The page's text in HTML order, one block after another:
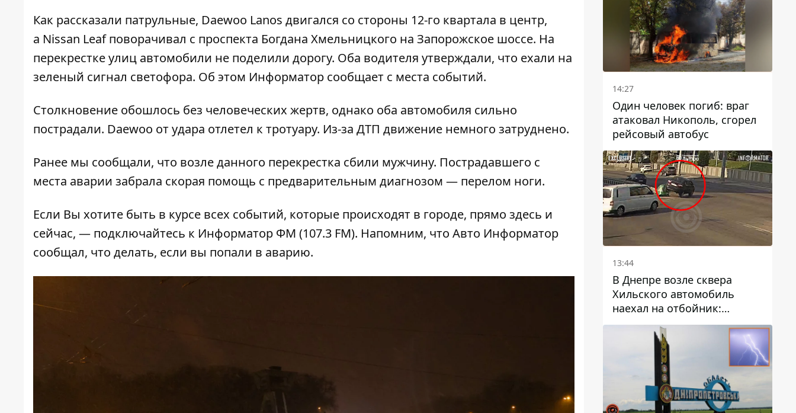
Как рассказали патрульные, Daewoo Lanos двигался со стороны 12-го квартала в центр,
а Nissan Leaf поворачивал с проспекта Богдана Хмельницкого на Запорожское шоссе. На
перекрестке улиц автомобили не поделили дорогу. Оба водителя утверждали, что ехали на
зеленый сигнал светофора. Об этом Информатор сообщает с места событий.
Столкновение обошлось без человеческих жертв, однако оба автомобиля сильно
пострадали. Daewoo от удара отлетел к тротуару. Из-за ДТП движение немного затруднено.
Ранее мы сообщали, что возле данного перекрестка сбили мужчину. Пострадавшего с
места аварии забрала скорая помощь с предварительным диагнозом — перелом ноги.
Если Вы хотите быть в курсе всех событий, которые происходят в городе, прямо здесь и
сейчас, — подключайтесь к Информатор ФМ (107.3 FM). Напомним, что Авто Информатор
сообщал, что делать, если вы попали в аварию.
14:27
Один человек погиб: враг
атаковал Никополь, сгорел
рейсовый автобус
13:44
В Днепре возле сквера
Хильского автомобиль
наехал на отбойник:
момент происшествия